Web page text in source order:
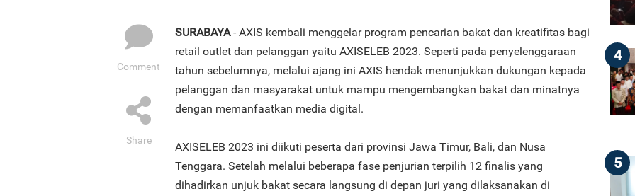
Comment
Share
SURABAYA- AXIS kembali menggelar program pencarian bakat dan kreatifitas bagi
retail outlet dan pelanggan yaitu AXISELEB 2023. Seperti pada penyelenggaraan
tahun sebelumnya, melalui ajang ini AXIS hendak menunjukkan dukungan kepada
pelanggan dan masyarakat untuk mampu mengembangkan bakat dan minatnya
dengan memanfaatkan media digital.
AXISELEB 2023 ini diikuti peserta dari provinsi Jawa Timur, Bali, dan Nusa
Tenggara. Setelah melalui beberapa fase penjurian terpilih 12 finalis yang
dihadirkan unjuk bakat secara langsung di depan juri yang dilaksanakan di
4
5